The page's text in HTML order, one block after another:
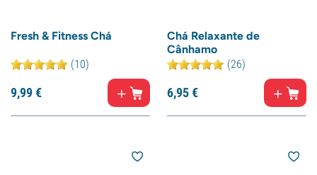
Fresh & Fitness Chá
(10)
9,99€
Chá Relaxante de
Cânhamo
(26)
6,95€